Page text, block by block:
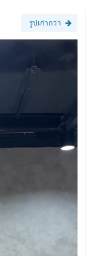
รูปเก่ากว่า